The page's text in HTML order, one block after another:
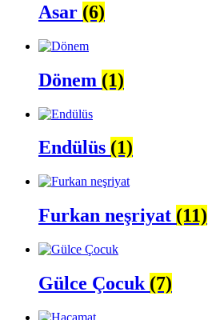
Asar (6)
Dönem (1)
Endülüs (1)
Furkan neşriyat (11)
Gülce Çocuk (7)